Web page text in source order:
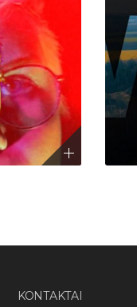
KONTAKTAI